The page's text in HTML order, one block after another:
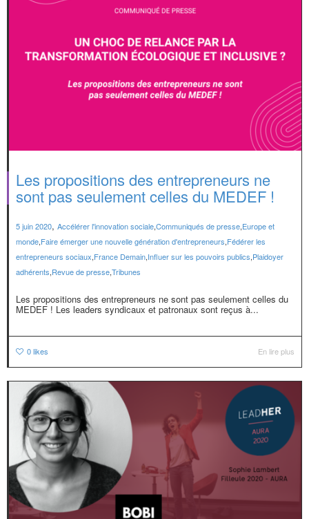
Les propositions des entrepreneurs ne
sont pas seulement celles du MEDEF !
5 juin 2020, Accélérer l'innovation sociale,Communiqués de presse,Europe et
monde,Faire émerger une nouvelle génération d'entrepreneurs,Fédérer les
entrepreneurs sociaux,France Demain,Influer sur les pouvoirs publics,Plaidoyer
adhérents,Revue de presse,Tribunes
Les propositions des entrepreneurs ne sont pas seulement celles du
MEDEF ! Les leaders syndicaux et patronaux sont reçus à...
0likes En lire plus